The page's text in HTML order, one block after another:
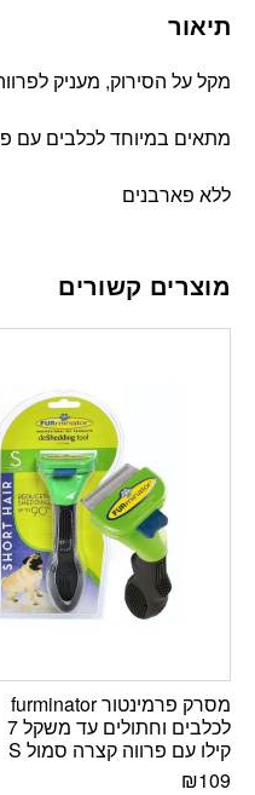
תיאור
מקל על הסירוק, מעניק
מתאים במיוחד לכלבים עם
ללא פארבנים
מוצרים קשורים
מסרק פרמינטור furminator
לכלבים וחתולים עד משקל 7
קילו עם פרווה קצרה סמול S
₪109